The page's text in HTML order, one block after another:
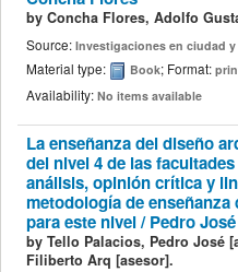
by Concha Flores, Adolfo
Source: Investigaciones en ciudad
Material type: Book; Format:
Availability: No items available
La enseñanza del diseño
del nivel 4 de las
análisis, opinión crítica y
metodología de
para este nivel /Pedro
by Tello Palacios, Pedro José
Filiberto Arq [asesor].